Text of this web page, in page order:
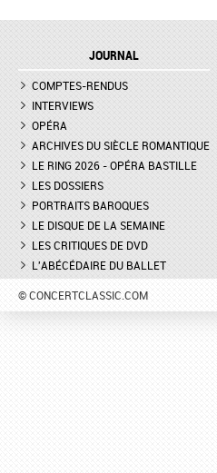
JOURNAL
COMPTES-RENDUS
INTERVIEWS
OPÉRA
ARCHIVES DU SIÈCLE ROMANTIQUE
LE RING 2026 - OPÉRA BASTILLE
LES DOSSIERS
PORTRAITS BAROQUES
LE DISQUE DE LA SEMAINE
LES CRITIQUES DE DVD
L'ABÉCÉDAIRE DU BALLET
© CONCERTCLASSIC.COM